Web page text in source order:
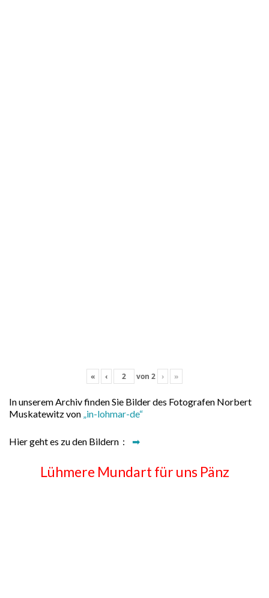
« ‹ von 2 › »
In unserem Archiv finden Sie Bilder des Fotografen Norbert
Muskatewitz von „in-lohmar-de“
Hier geht es zu den Bildern : ➡
Lühmere Mundart für uns Pänz